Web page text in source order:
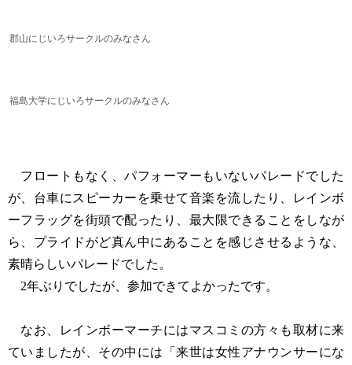
郡山にじいろサークルのみなさん
福島大学にじいろサークルのみなさん
フロートもなく、パフォーマーもいないパレードでした
が、台車にスピーカーを乗せて音楽を流したり、レインボ
ーフラッグを街頭で配ったり、最大限できることをしなが
ら、プライドがど真ん中にあることを感じさせるような、
素晴らしいパレードでした。
2年ぶりでしたが、参加できてよかったです。
なお、レインボーマーチにはマスコミの方々も取材に来
ていましたが、その中には「来世は女性アナウンサーにな